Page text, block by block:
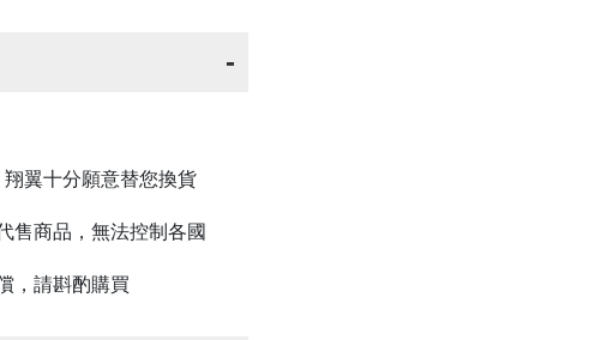
翼十分願意替您換貨
售商品，無法控制各國
，請斟酌購買